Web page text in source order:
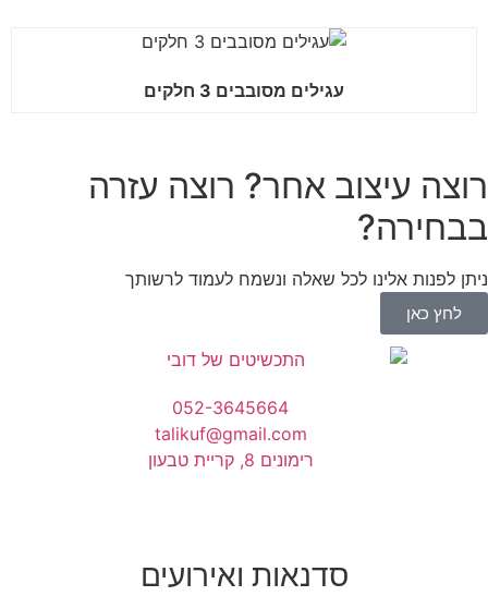
עגילים מסובבים 3 חלקים
רוצה עיצוב אחר? רוצה עזרה
בבחירה?
ניתן לפנות אלינו לכל שאלה ונשמח לעמוד לרשותך
לחץ כאן
052-3645664
talikuf@gmail.com
רימונים 8, קריית טבעון
סדנאות ואירועים